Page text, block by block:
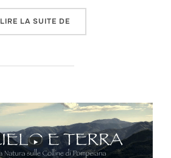
LIRE LA SUITE DE« DOMENICA 13 LUGLIO